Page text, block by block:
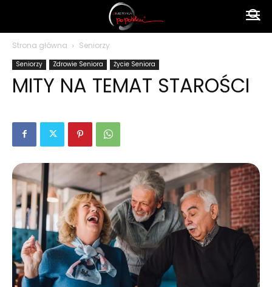
polsku
Strona główna Seniorzy
Seniorzy Zdrowie Seniora Życie Seniora
MITY NA TEMAT STAROŚCI